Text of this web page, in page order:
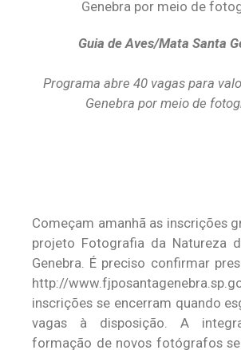
Guia de Aves/Mata Santa
Programa abre 40 vagas para
Genebra por meio de
Começam amanhã as inscrições
projeto Fotografia da Natureza
Genebra. É preciso confirmar
http://
inscrições se encerram quando
vagas à disposição. A
formação de novos fotógrafos